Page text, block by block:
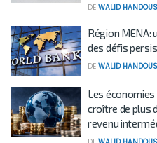
DE WALID HANDOUS
Région MENA:
des défis
DE WALID HANDOUS
Les
croître de plus
revenu